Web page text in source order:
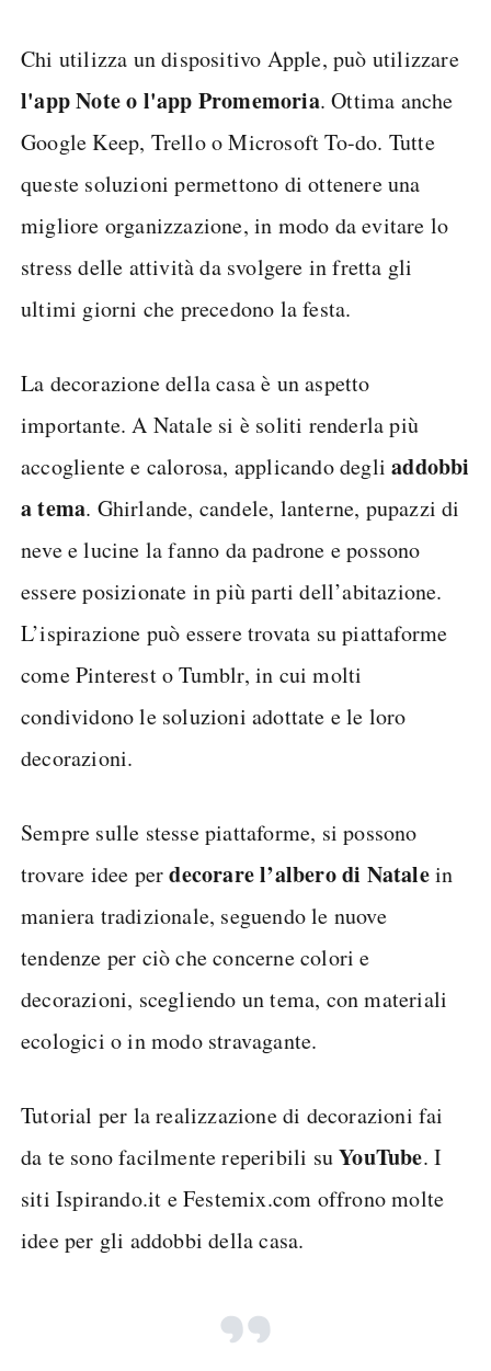
Chi utilizza un dispositivo Apple, può utilizzare
l'app Note o l'app Promemoria. Ottima anche
Google Keep, Trello o Microsoft To-do. Tutte
queste soluzioni permettono di ottenere una
migliore organizzazione, in modo da evitare lo
stress delle attività da svolgere in fretta gli
ultimi giorni che precedono la festa.
La decorazione della casa è un aspetto
importante. A Natale si è soliti renderla più
accogliente e calorosa, applicando degliaddobbi
a tema. Ghirlande, candele, lanterne, pupazzi di
neve e lucine la fanno da padrone e possono
essere posizionate in più parti dell’abitazione.
L’ispirazione può essere trovata su piattaforme
come Pinterest o Tumblr, in cui molti
condividono le soluzioni adottate e le loro
decorazioni.
Sempre sulle stesse piattaforme, si possono
trovare idee perdecorare l’albero di Natalein
maniera tradizionale, seguendo le nuove
tendenze per ciò che concerne colori e
decorazioni, scegliendo un tema, con materiali
ecologici o in modo stravagante.
Tutorial per la realizzazione di decorazioni fai
da te sono facilmente reperibili suYouTube. I
siti Ispirando.it e Festemix.com offrono molte
idee per gli addobbi della casa.